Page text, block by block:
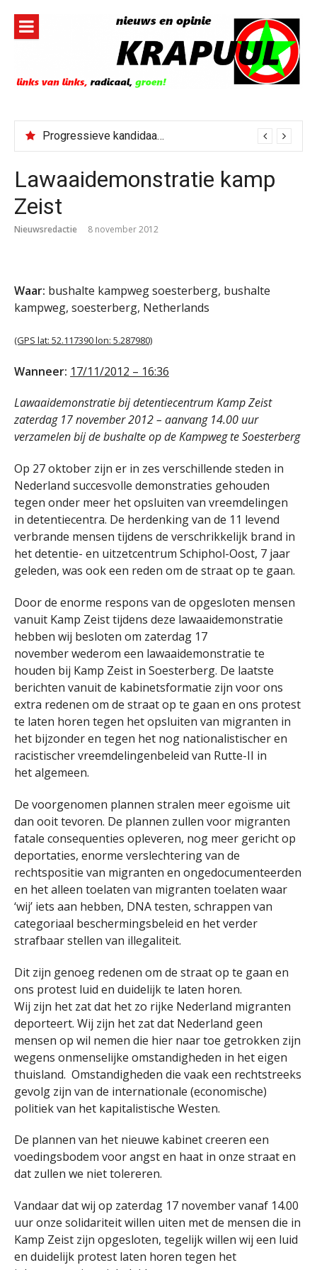
inhoud
Progressieve kandidaat El-Sayed senaatskandidaat Michigan
Lawaaidemonstratie kamp
Zeist
Nieuwsredactie 8 november 2012
Waar: bushalte kampweg soesterberg, bushalte
kampweg, soesterberg, Netherlands
(GPS lat: 52.117390 lon: 5.287980)
Wanneer: 17/11/2012 – 16:36
Lawaaidemonstratie bij detentiecentrum Kamp Zeist
zaterdag 17 november 2012 – aanvang 14.00 uur
verzamelen bij de bushalte op de Kampweg te Soesterberg
Op 27 oktober zijn er in zes verschillende steden in
Nederland succesvolle demonstraties gehouden
tegen onder meer het opsluiten van vreemdelingen
in detentiecentra. De herdenking van de 11 levend
verbrande mensen tijdens de verschrikkelijk brand in
het detentie- en uitzetcentrum Schiphol-Oost, 7 jaar
geleden, was ook een reden om de straat op te gaan.
Door de enorme respons van de opgesloten mensen
vanuit Kamp Zeist tijdens deze lawaaidemonstratie
hebben wij besloten om zaterdag 17
november wederom een lawaaidemonstratie te
houden bij Kamp Zeist in Soesterberg. De laatste
berichten vanuit de kabinetsformatie zijn voor ons
extra redenen om de straat op te gaan en ons protest
te laten horen tegen het opsluiten van migranten in
het bijzonder en tegen het nog nationalistischer en
racistischer vreemdelingenbeleid van Rutte-II in
het algemeen.
De voorgenomen plannen stralen meer egoïsme uit
dan ooit tevoren. De plannen zullen voor migranten
fatale consequenties opleveren, nog meer gericht op
deportaties, enorme verslechtering van de
rechtspositie van migranten en ongedocumenteerden
en het alleen toelaten van migranten toelaten waar
‘wij’ iets aan hebben, DNA testen, schrappen van
categoriaal beschermingsbeleid en het verder
strafbaar stellen van illegaliteit.
Dit zijn genoeg redenen om de straat op te gaan en
ons protest luid en duidelijk te laten horen.
Wij zijn het zat dat het zo rijke Nederland migranten
deporteert. Wij zijn het zat dat Nederland geen
mensen op wil nemen die hier naar toe getrokken zijn
wegens onmenselijke omstandigheden in het eigen
thuisland. Omstandigheden die vaak een rechtstreeks
gevolg zijn van de internationale (economische)
politiek van het kapitalistische Westen.
De plannen van het nieuwe kabinet creeren een
voedingsbodem voor angst en haat in onze straat en
dat zullen we niet tolereren.
Vandaar dat wij op zaterdag 17 november vanaf 14.00
uur onze solidariteit willen uiten met de mensen die in
Kamp Zeist zijn opgesloten, tegelijk willen wij een luid
en duidelijk protest laten horen tegen het